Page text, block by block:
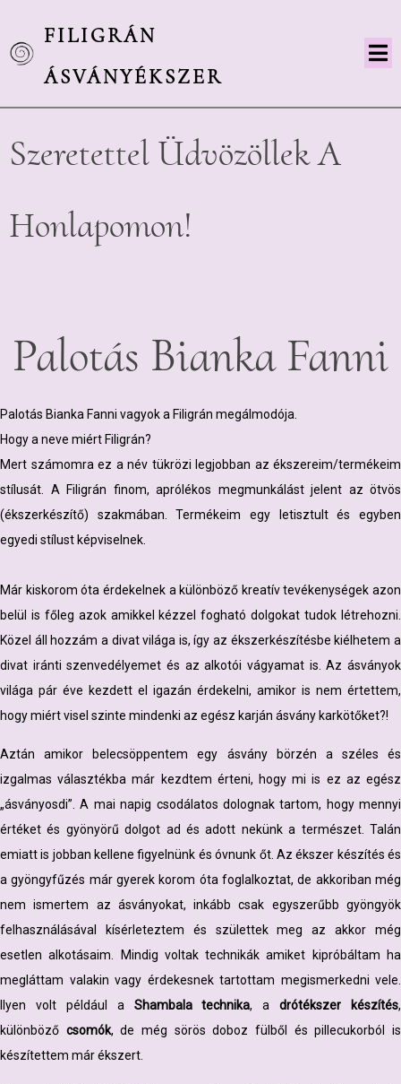
FILIGRÁN
ÁSVÁNYÉKSZER
Szeretettel Üdvözöllek A
Honlapomon!
Palotás Bianka Fanni
Palotás Bianka Fanni vagyok a Filigrán megálmodója.
Hogy a neve miért Filigrán?
Mert számomra ez a név tükrözi legjobban az ékszereim/termékeim
stílusát. A Filigrán finom, aprólékos megmunkálást jelent az ötvös
(ékszerkészítő) szakmában. Termékeim egy letisztult és egyben
egyedi stílust képviselnek.
Már kiskorom óta érdekelnek a különböző kreatív tevékenységek azon
belül is főleg azok amikkel kézzel fogható dolgokat tudok létrehozni.
Közel áll hozzám a divat világa is, így az ékszerkészítésbe kiélhetem a
divat iránti szenvedélyemet és az alkotói vágyamat is. Az ásványok
világa pár éve kezdett el igazán érdekelni, amikor is nem értettem,
hogy miért visel szinte mindenki az egész karján ásvány karkötőket?!
Aztán amikor belecsöppentem egy ásvány börzén a széles és
izgalmas választékba már kezdtem érteni, hogy mi is ez az egész
„ásványosdi”. A mai napig csodálatos dolognak tartom, hogy mennyi
értéket és gyönyörű dolgot ad és adott nekünk a természet. Talán
emiatt is jobban kellene figyelnünk és óvnunk őt. Az ékszer készítés és
a gyöngyfűzés már gyerek korom óta foglalkoztat, de akkoriban még
nem ismertem az ásványokat, inkább csak egyszerűbb gyöngyök
felhasználásával kísérleteztem és születtek meg az akkor még
esetlen alkotásaim. Mindig voltak technikák amiket kipróbáltam ha
megláttam valakin vagy érdekesnek tartottam megismerkedni vele.
Ilyen volt például a Shambala technika, adrótékszer készítés,
különböző csomók, de még sörös doboz fülből és pillecukorból is
készítettem már ékszert.